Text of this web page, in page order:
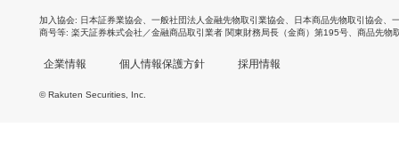
加入協会 日本証券業協会 一般社団法人金融先物取引業協会 日本商品先物取引協会
商号等 楽天証券株式会社／金融商品取引業者 関東財務局長（金商）第195号、商品先物
企業情報 個人情報保護方針 採用情報
© Rakuten Securities, Inc.